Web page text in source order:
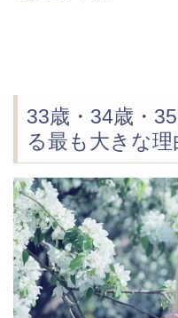
33歳・34歳・
る最も大きな理